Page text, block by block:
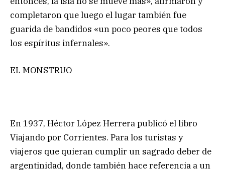
completaron que luego el lugar también fue
guarida de bandidos «un poco peores que todos
los espíritus infernales».
EL MONSTRUO
En 1937, Héctor López Herrera publicó el libro
Viajando por Corrientes. Para los turistas y
viajeros que quieran cumplir un sagrado deber de
argentinidad, donde también hace referencia a un